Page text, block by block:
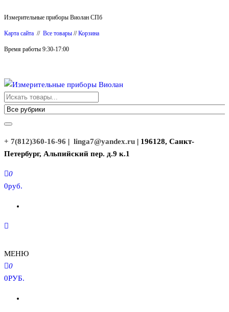
к
содержимому
Измерительные приборы Виолан СПб
Карта сайта // Все товары //Корзина
Время работы 9:30-17:00
Измерительные приборы Виолан
+ 7(812)360-16-96 | linga7@yandex.ru | 196128, Санкт-
Петербург, Альпийский пер. д.9 к.1
0
0руб.
МЕНЮ
0
0РУБ.